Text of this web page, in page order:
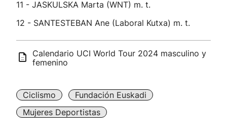
11 - JASKULSKA Marta (WNT) m. t.
12 - SANTESTEBAN Ane (Laboral Kutxa) m. t.
Calendario UCI World Tour 2024 masculino y
femenino
Ciclismo
Fundación Euskadi
Mujeres Deportistas